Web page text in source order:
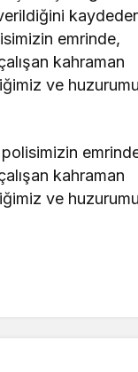
emrinde,
kahraman
ve
kahraman
ve